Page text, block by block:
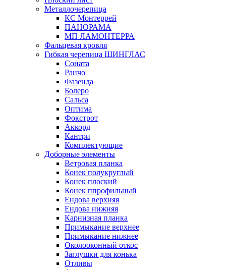
Металлочерепица
КС Монтеррей
ПАНОРАМА
МП ЛАМОНТЕРРА
Фальцевая кровля
Гибкая черепица ШИНГЛАС
Соната
Ранчо
Фазенда
Болеро
Сальса
Оптима
Фокстрот
Аккорд
Кантри
Комплектующие
Доборные элементы
Ветровая планка
Конек полукруглый
Конек плоский
Конек ппрофильный
Ендова верхняя
Ендова нижняя
Карнизная планка
Примыкание верхнее
Примыкание нижнее
Околооконный откос
Заглушки для конька
Отливы